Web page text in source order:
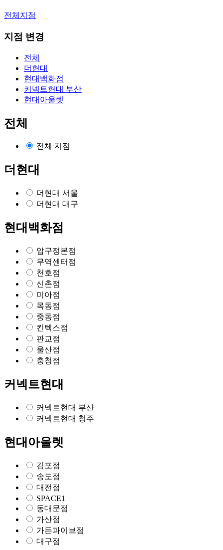
전체지점
지점 변경
전체
더현대
현대백화점
커넥트현대 부산
현대아울렛
전체
전체 지점
더현대
더현대 서울
더현대 대구
현대백화점
압구정본점
무역센터점
천호점
신촌점
미아점
목동점
중동점
킨텍스점
판교점
울산점
충청점
커넥트현대
커넥트현대 부산
커넥트현대 청주
현대아울렛
김포점
송도점
대전점
SPACE1
동대문점
가산점
가든파이브점
대구점